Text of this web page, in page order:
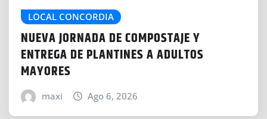
LOCAL CONCORDIA
NUEVA JORNADA DE COMPOSTAJE Y
ENTREGA DE PLANTINES A ADULTOS
MAYORES
maxi Ago 6, 2026